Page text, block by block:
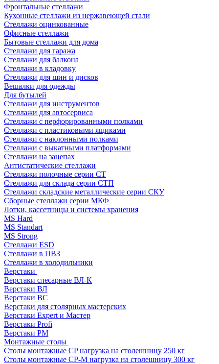
Фронтальные стеллажи
Кухонные стеллажи из нержавеющей стали
Стеллажи оцинкованные
Офисные стеллажи
Бытовые стеллажи для дома
Стеллажи для гаража
Стеллажи для балкона
Стеллажи в кладовку
Стеллажи для шин и дисков
Вешалки для одежды
Для бутылей
Стеллажи для инструментов
Стеллажи для автосервиса
Стеллажи с перфорированными полками
Стеллажи с пластиковыми ящиками
Стеллажи с наклонными полками
Стеллажи с выкатными платформами
Стеллажи на зацепах
Антистатические стеллажи
Стеллажи полочные серии СТ
Стеллажи для склада серии СТП
Стеллажи складские металлические серии СКУ
Сборные стеллажи серии МКФ
Лотки, кассетницы и системы хранения
MS Hard
MS Standart
MS Strong
Стеллажи ESD
Стеллажи в ПВЗ
Стеллажи в холодильники
Верстаки
Верстаки слесарные ВЛ-К
Верстаки ВЛ
Верстаки ВС
Верстаки для столярных мастерских
Верстаки Expert и Мастер
Верстаки Profi
Верстаки РМ
Монтажные столы
Столы монтажные СP нагрузка на столешницу 250 кг
Столы монтажные СР-М нагрузка на столешницу 300 кг